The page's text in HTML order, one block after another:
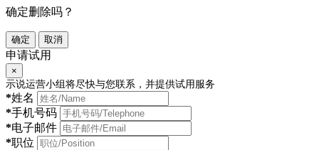
确定删除吗？
确定 取消
申请试用
×
示说运营小组将尽快与您联系，并提供试用服务
*姓名
*手机号码
*电子邮件
*职位